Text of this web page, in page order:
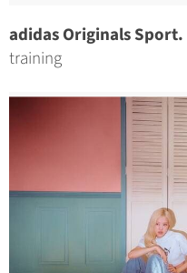
adidas Originals Sport.
training